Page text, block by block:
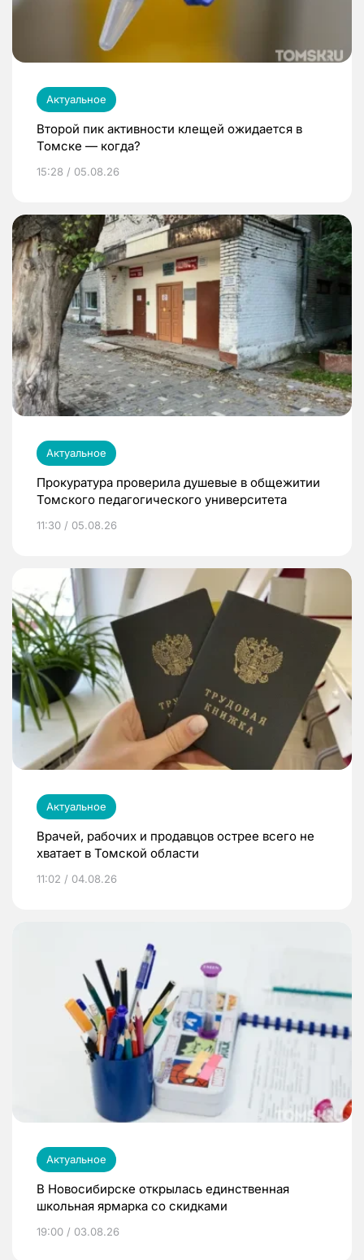
Актуальное
Второй пик активности клещей ожидается в
Томске — когда?
15:28 / 05.08.26
Актуальное
Прокуратура проверила душевые в общежитии
Томского педагогического университета
11:30 / 05.08.26
Актуальное
Врачей, рабочих и продавцов острее всего не
хватает в Томской области
11:02 / 04.08.26
Актуальное
В Новосибирске открылась единственная
школьная ярмарка со скидками
19:00 / 03.08.26